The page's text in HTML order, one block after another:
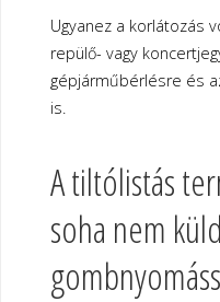
Ugyanez a korlátozás
repülő- vagy
gépjárműbérlésre és
is.
A tiltólistás
soha nem